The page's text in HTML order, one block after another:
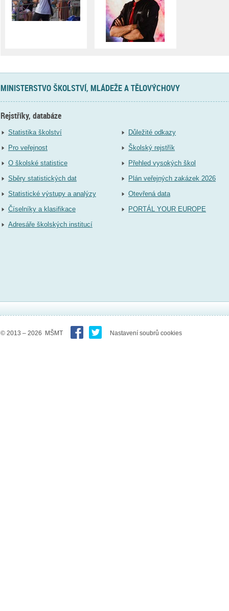
MINISTERSTVO ŠKOLSTVÍ, MLÁDEŽE A TĚLOVÝCHOVY
Rejstříky, databáze
Statistika školství
Pro veřejnost
O školské statistice
Sběry statistických dat
Statistické výstupy a analýzy
Číselníky a klasifikace
Adresáře školských institucí
Důležité odkazy
Školský rejstřík
Přehled vysokých škol
Plán veřejných zakázek 2026
Otevřená data
PORTÁL YOUR EUROPE
© 2013 – 2026 MŠMT Nastavení soubrů cookies